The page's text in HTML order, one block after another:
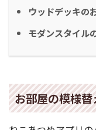
ウッドデッキの
モダンスタイル
お部屋の模様